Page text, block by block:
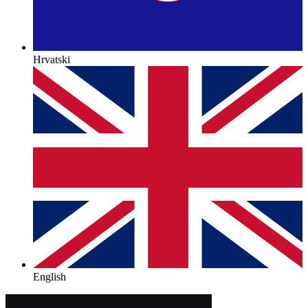
Hrvatski
English